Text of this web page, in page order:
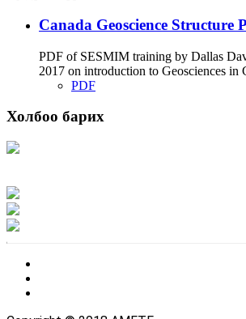
Canada Geoscience Structure
PDF of SESMIM training by Dallas
2017 on introduction to Geosciences in
PDF
Холбоо барих